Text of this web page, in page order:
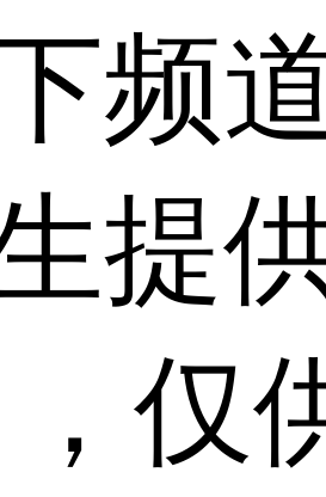
频道
提
仅